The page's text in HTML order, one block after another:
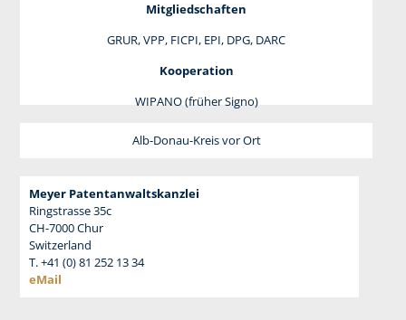
Mitgliedschaften
GRUR, VPP, FICPI, EPI, DPG, DARC
Kooperation
WIPANO (früher Signo)
Alb-Donau-Kreis vor Ort
Meyer Patentanwaltskanzlei
Ringstrasse 35c
CH-7000 Chur
Switzerland
T. +41 (0) 81 252 13 34
eMail